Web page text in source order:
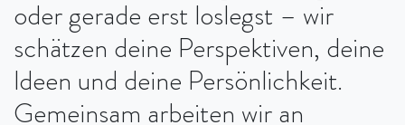
oder gerade erst loslegst – wir
schätzen deine Perspektiven, deine
Ideen und deine Persönlichkeit.
Gemeinsam arbeiten wir an